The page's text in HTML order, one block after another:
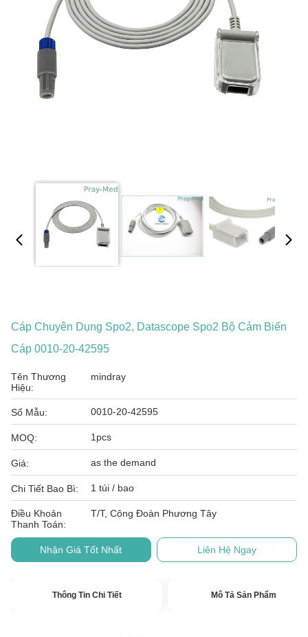
Cáp Chuyên Dụng Spo2, Datascope Spo2 Bộ Cảm Biến
Cáp 0010-20-42595
Tên Thương
Hiệu:
mindray
Số Mẫu: 0010-20-42595
MOQ: 1pcs
Giá: as the demand
Chi Tiết Bao Bì: 1 túi / bao
Điều Khoản
Thanh Toán:
T/T, Công Đoàn Phương Tây
Nhận Giá Tốt Nhất Liên Hệ Ngay
Thông Tin Chi Tiết Mô Tả Sản Phẩm